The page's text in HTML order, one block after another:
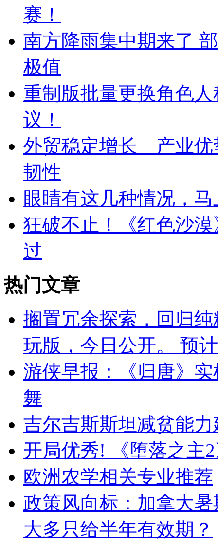
赛！
南方降雨集中期来了
极值
重制版批量更换角色
议！
外贸稳定增长 产业
韧性
眼睛有这几种情况，
狂破不止！《红色沙
过
热门文章
搁置冗余探索，回归
玩版，今日公开。 预
游侠早报：《归唐》
舞
吉尔吉斯斯坦减贫能
开局优秀! 《堕落之主
欧洲农学相关专业推荐
政策风向标：加拿大
大多只给半年有效期？